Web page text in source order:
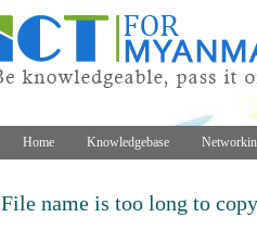
Home Knowledgebase
File name is too long to